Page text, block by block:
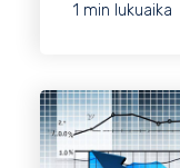
1 min lukuaika